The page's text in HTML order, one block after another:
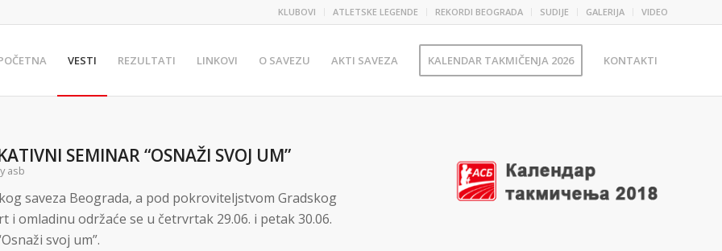
KLUBOVI ATLETSKE LEGENDE REKORDI BEOGRADA SUDIJE GALERIJA VIDEO
VESTI REZULTATI LINKOVI O SAVEZU AKTI SAVEZA KALENDAR TAKMIČENJA 2026 KONTAKTI
SEMINAR “OSNAŽI SVOJ UM”
asb
saveza Beograda, a pod pokroviteljstvom Gradskog
i omladinu održaće se u četrvrtak 29.06. i petak 30.06.
svoj um”.